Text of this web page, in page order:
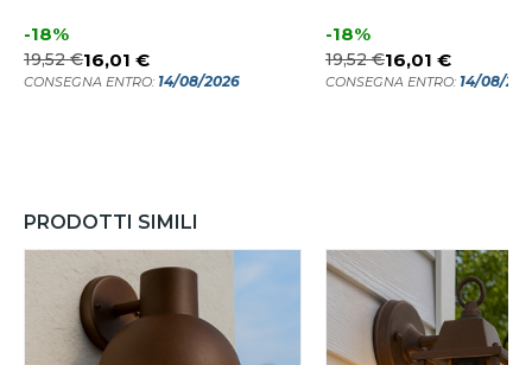
-18%
19,52 €16,01 €
CONSEGNA ENTRO: 14/08/2026
-18%
19,52 €16,01 €
CONSEGNA ENTRO: 14/08/
PRODOTTI SIMILI